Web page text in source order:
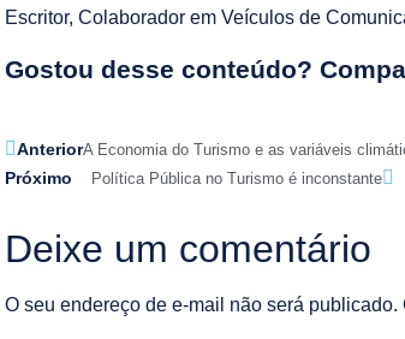
Escritor, Colaborador em Veículos de
Gostou desse conteúdo?
AnteriorA Economia do Turismo e as variáveis
Próximo Política Pública no Turismo é inconstante
Deixe um comentário
O seu endereço de e-mail não será publicado.